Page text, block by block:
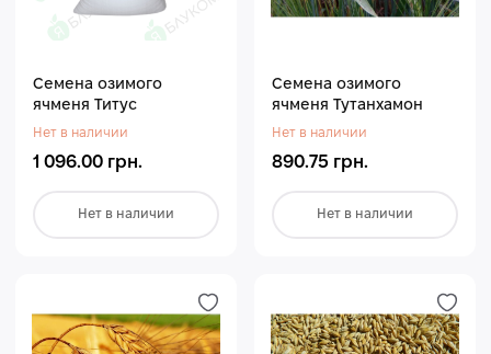
Семена озимого
ячменя Титус
Нет в наличии
1 096.00 грн.
Нет в наличии
Семена озимого
ячменя Тутанхамон
Нет в наличии
890.75 грн.
Нет в наличии